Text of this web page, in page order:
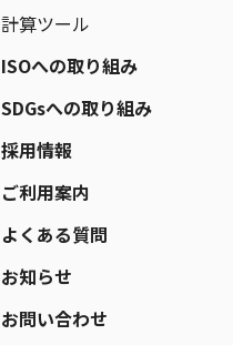
計算ツール
ISOへの取り組み
SDGsへの取り組み
採用情報
ご利用案内
よくある質問
お知らせ
お問い合わせ